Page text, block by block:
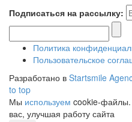
Подписаться на рассылку:
Политика
Пользовательское
Разработано в Startsmile
to top
Мы используем cookie-
вас, улучшая работу сайта